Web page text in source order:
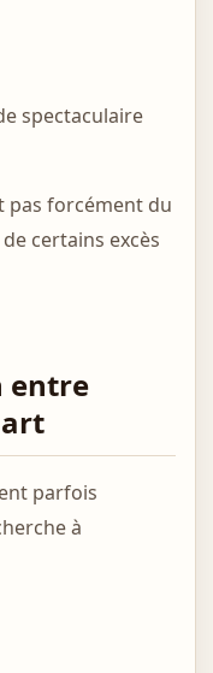
spectaculaire
pas forcément du
certains excès
entre
parfois
à